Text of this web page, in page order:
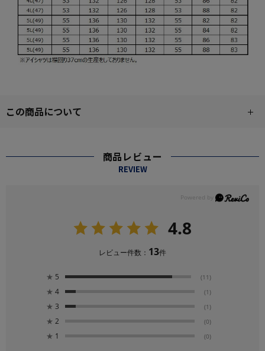
この商品について
商品レビュー
REVIEW
4.8
レビュー件数： 13件
★ 5 (11)
★ 4 (1)
★ 3 (1)
★ 2 (0)
★ 1 (0)